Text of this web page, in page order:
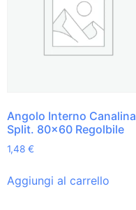
Angolo Interno Canalina
Split. 80×60 Regolbile
1,48 €
Aggiungi al carrello